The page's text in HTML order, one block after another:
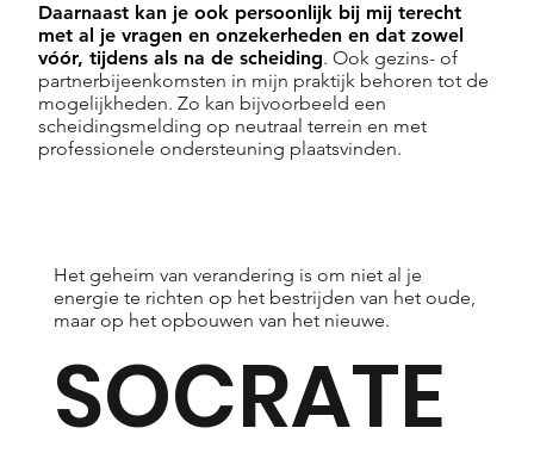
Het geheim van verandering is om niet al je
energie te richten op het bestrijden van het oude,
maar op het opbouwen van het nieuwe.
SOCRATE
Daarnaast kan je ook persoonlijk bij mij terecht
met al je vragen en onzekerheden en dat zowel
vóór, tijdens als na de scheiding. Ook gezins- of
partnerbijeenkomsten in mijn praktijk behoren tot de
mogelijkheden. Zo kan bijvoorbeeld een
scheidingsmelding op neutraal terrein en met
professionele ondersteuning plaatsvinden.